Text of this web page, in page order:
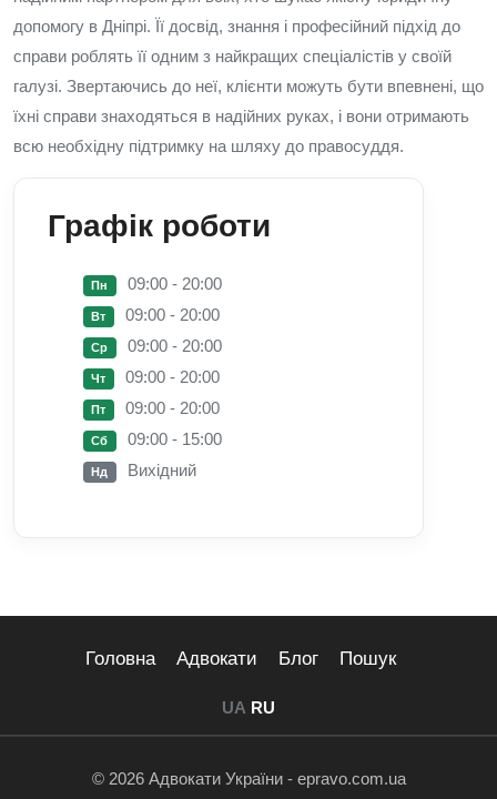
допомогу в Дніпрі. Її досвід, знання і професійний підхід до
справи роблять її одним з найкращих спеціалістів у своїй
галузі. Звертаючись до неї, клієнти можуть бути впевнені, що
їхні справи знаходяться в надійних руках, і вони отримають
всю необхідну підтримку на шляху до правосуддя.
Графік роботи
Пн 09:00 - 20:00
Вт 09:00 - 20:00
Ср 09:00 - 20:00
Чт 09:00 - 20:00
Пт 09:00 - 20:00
Сб 09:00 - 15:00
Нд Вихідний
Головна Адвокати Блог Пошук
UA RU
© 2026 Адвокати України - epravo.com.ua